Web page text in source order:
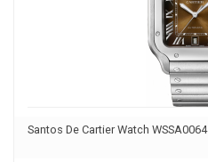
Santos De Cartier Watch WSSA0064